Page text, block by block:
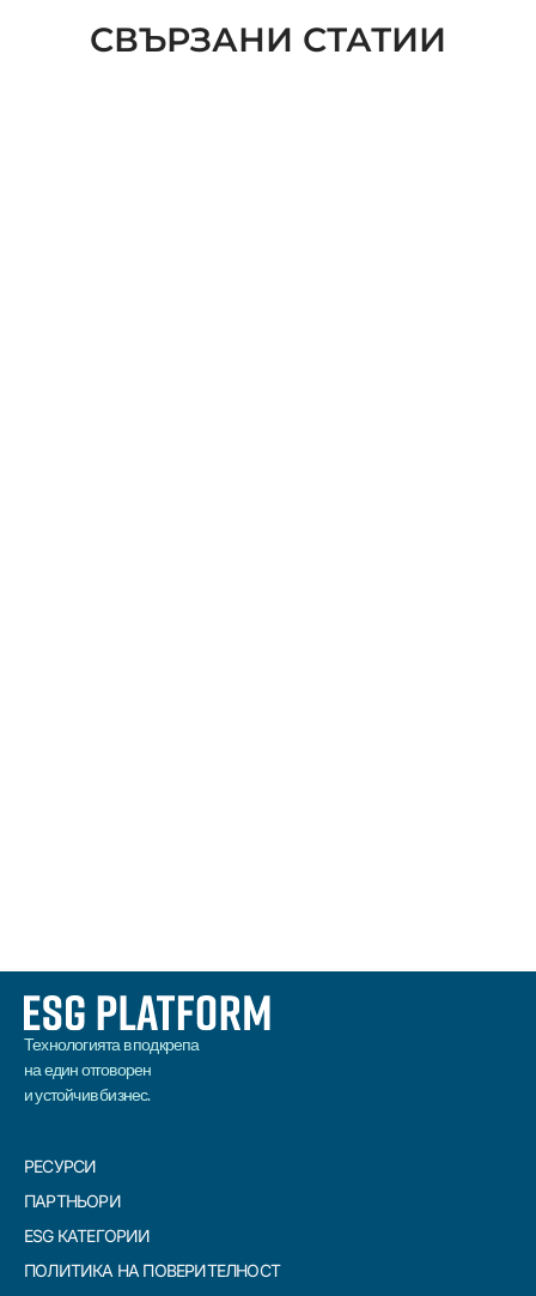
СВЪРЗАНИ СТАТИИ
Технологията в подкрепа
на един отговорен
и устойчив бизнес.
РЕСУРСИ
ПАРТНЬОРИ
ESG КАТЕГОРИИ
ПОЛИТИКА НА ПОВЕРИТЕЛНОСТ